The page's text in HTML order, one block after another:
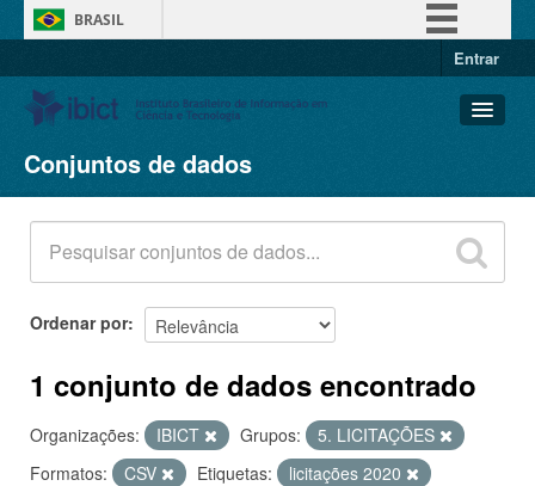
BRASIL
Entrar
Conjuntos de dados
Organizações
Grupos
Sobre
Conjuntos de dados
Ordenar por
1 conjunto de dados encontrado
Organizações: IBICT Grupos:
5. LICITAÇÕES
Formatos:
CSV Etiquetas:
licitações 2020